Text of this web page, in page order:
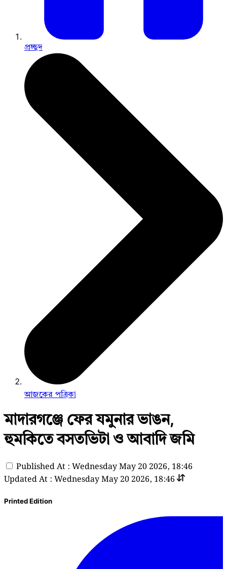
প্রচ্ছদ
আজকের পত্রিকা
মাদারগঞ্জে ফের যমুনার ভাঙন,
হুমকিতে বসতভিটা ও আবাদি জমি
Published At : Wednesday May 20 2026, 18:46
Updated At : Wednesday May 20 2026, 18:46
Printed Edition